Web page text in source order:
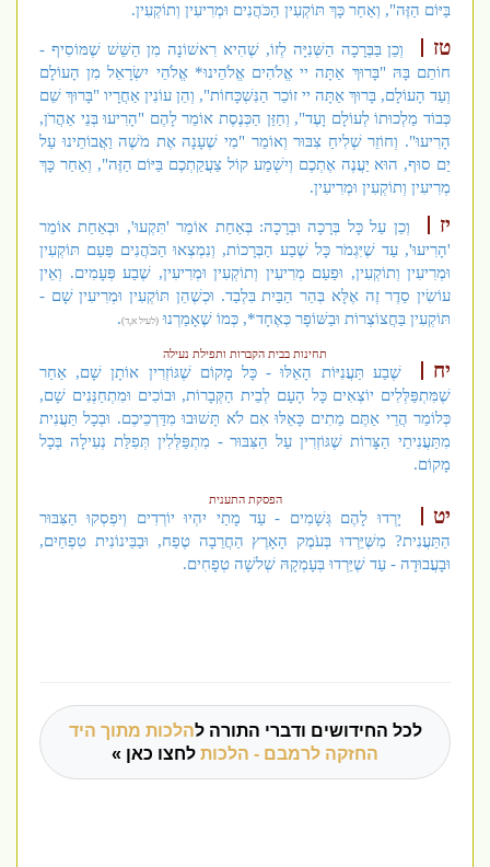
בַּיּוֹם הַזֶּה", וְאַחַר כָּךְ תּוֹקְעִין הַכֹּהֲנִים וּמְרִיעִין וְתוֹקְעִין.
טז
וְכֵן בַּבְּרָכָה הַשְּׁנִיָּה לְזוֹ, שֶׁהִיא רִאשׁוֹנָה מִן הַשֵּׁשׁ שֶׁמּוֹסִיף -
חוֹתֵם בָּהּ "בָּרוּךְ אַתָּה יי אֱלֹהִים אֱלֹהֵינוּ* אֱלֹהֵי יִשְׂרָאֵל מִן הָעוֹלָם
וְעַד הָעוֹלָם, בָּרוּךְ אַתָּה יי זוֹכֵר הַנִּשְׁכָּחוֹת", וְהֵן עוֹנִין אַחֲרָיו "בָּרוּךְ שֵׁם
כְּבוֹד מַלְכוּתוֹ לְעוֹלָם וָעֶד", וְחַזַּן הַכְּנֶסֶת אוֹמֵר לָהֶם "הָרִיעוּ בְּנֵי אַהֲרֹן,
הָרִיעוּ". וְחוֹזֵר שְׁלִיחַ צִבּוּר וְאוֹמֵר "מִי שֶׁעָנָה אֶת מֹשֶׁה וַאֲבוֹתֵינוּ עַל
יַם סוּף, הוּא יַעֲנֶה אֶתְכֶם וְיִשְׁמַע קוֹל צַעֲקַתְכֶם בַּיּוֹם הַזֶּה", וְאַחַר כָּךְ
מְרִיעִין וְתוֹקְעִין וּמְרִיעִין.
יז
וְכֵן עַל כָּל בְּרָכָה וּבְרָכָה: בְּאַחַת אוֹמֵר 'תִּקְעוּ', וּבְאַחַת אוֹמֵר
'הָרִיעוּ', עַד שֶׁיִּגְמֹר כָּל שֶׁבַע הַבְּרָכוֹת, וְנִמְצְאוּ הַכֹּהֲנִים פַּעַם תּוֹקְעִין
וּמְרִיעִין וְתוֹקְעִין, וּפַעַם מְרִיעִין וְתוֹקְעִין וּמְרִיעִין, שֶׁבַע פְּעָמִים. וְאֵין
עוֹשִׂין סֵדֶר זֶה אֶלָּא בְּהַר הַבַּיִת בִּלְבַד. וּכְשֶׁהֵן תּוֹקְעִין וּמְרִיעִין שָׁם -
תּוֹקְעִין בַּחֲצוֹצְרוֹת וּבַשּׁוֹפָר כְּאֶחָד*, כְּמוֹ שֶׁאָמַרְנוּ (לעיל א,ד).
תחינות בבית הקברות ותפילת נעילה
יח
שֶׁבַע תַּעֲנִיּוֹת הָאֵלּוּ - כָּל מָקוֹם שֶׁגּוֹזְרִין אוֹתָן שָׁם, אַחַר
שֶׁמִּתְפַּלְּלִים יוֹצְאִים כָּל הָעָם לְבֵית הַקְּבָרוֹת, וּבוֹכִים וּמִתְחַנְּנִים שָׁם,
כְּלוֹמַר הֲרֵי אַתֶּם מֵתִים כָּאֵלּוּ אִם לֹא תָּשׁוּבוּ מִדַּרְכֵיכֶם. וּבְכָל תַּעֲנִית
מִתַּעֲנִיתֵי הַצָּרוֹת שֶׁגּוֹזְרִין עַל הַצִּבּוּר - מִתְפַּלְּלִין תְּפִלַּת נְעִילָה בְּכָל
מָקוֹם.
הפסקת התענית
יט
יָרְדוּ לָהֶם גְּשָׁמִים - עַד מָתַי יִהְיוּ יוֹרְדִים וְיִפְסְקוּ הַצִּבּוּר
הַתַּעֲנִית? מִשֶּׁיֵּרְדוּ בְּעֹמֶק הָאָרֶץ הַחֲרֵבָה טֶפַח, וּבַבֵּינוֹנִית טִפְחַיִם,
וּבָעֲבוּדָה - עַד שֶׁיֵּרְדוּ בְּעָמְקָהּ שְׁלשָׁה טְפָחִים.
לכל החידושים ודברי התורה להלכות מתוך היד
החזקה לרמבם - הלכות לחצו כאן »